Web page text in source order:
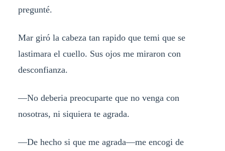
pregunté.
Mar giró la cabeza tan rapido que temi que se
lastimara el cuello. Sus ojos me miraron con
desconfianza.
—No deberia preocuparte que no venga con
nosotras, ni siquiera te agrada.
—De hecho si que me agrada—me encogi de